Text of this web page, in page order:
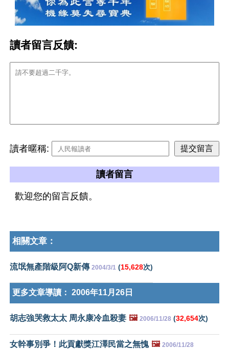
讀者留言反饋:
讀者暱稱:
讀者留言
歡迎您的留言反饋。
相關文章：
流氓無產階級阿Q新傳 2004/3/1 (15,628次)
更多文章導讀： 2006年11月26日
胡志強哭救太太 周永康冷血殺妻 🖼️ 2006/11/28 (32,654次)
女幹事別爭！此貢獻獎江澤民當之無愧 🖼️ 2006/11/28